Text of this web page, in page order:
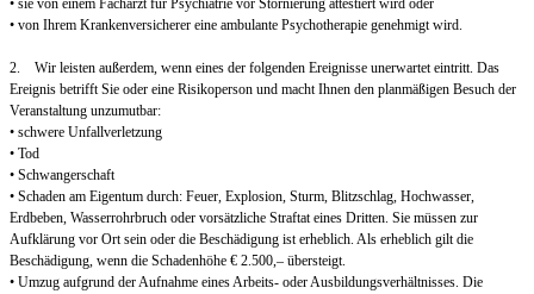
• sie von einem Facharzt für Psychiatrie vor Stornierung attestiert wird oder
• von Ihrem Krankenversicherer eine ambulante Psychotherapie genehmigt wird.
2. Wir leisten außerdem, wenn eines der folgenden Ereignisse unerwartet eintritt. Das
Ereignis betrifft Sie oder eine Risikoperson und macht Ihnen den planmäßigen Besuch der
Veranstaltung unzumutbar:
• schwere Unfallverletzung
• Tod
• Schwangerschaft
• Schaden am Eigentum durch: Feuer, Explosion, Sturm, Blitzschlag, Hochwasser,
Erdbeben, Wasserrohrbruch oder vorsätzliche Straftat eines Dritten. Sie müssen zur
Aufklärung vor Ort sein oder die Beschädigung ist erheblich. Als erheblich gilt die
Beschädigung, wenn die Schadenhöhe € 2.500,– übersteigt.
• Umzug aufgrund der Aufnahme eines Arbeits- oder Ausbildungsverhältnisses. Die